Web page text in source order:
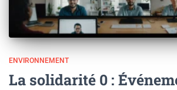
ENVIRONNEMENT
La solidarité 0 :